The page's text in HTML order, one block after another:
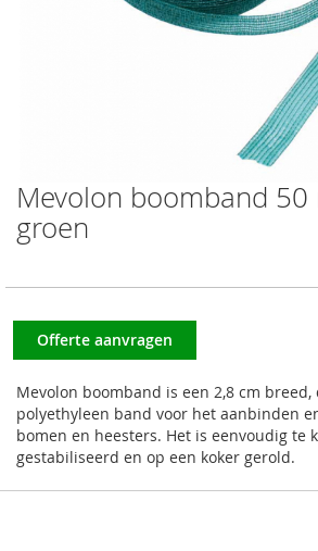
Ga
naar
het
afbeeldingen-
gallerij
Mevolon boomband 50
groen
Offerte aanvragen
Mevolon boomband is een 2,8 cm breed,
polyethyleen band voor het aanbinden
bomen en heesters. Het is eenvoudig te
gestabiliseerd en op een koker gerold.